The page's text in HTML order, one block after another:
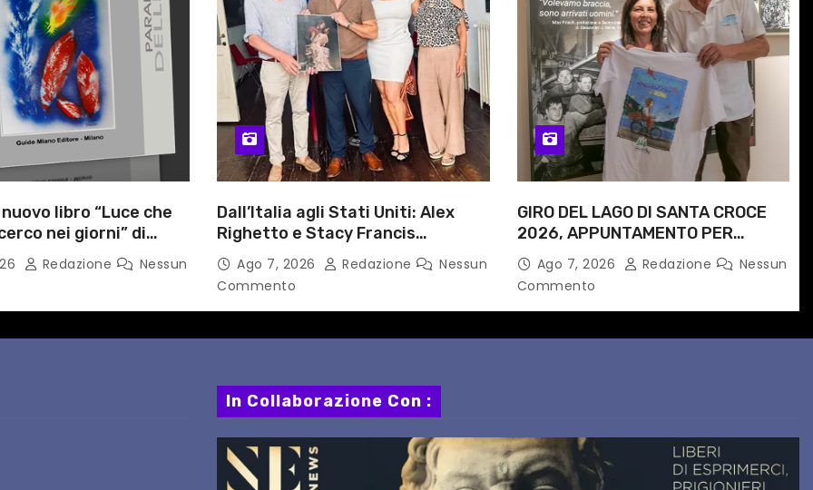
libro “Luce che
nei giorni” di
medico
Capua
Redazione
Nessun
Dall’Italia agli Stati Uniti: Alex
Righetto e Stacy Francis
uniscono arte, musica e
tecnologia in un nuovo progetto
internazionale”
Ago 7, 2026 Redazione
Nessun
Commento
GIRO DEL LAGO DI SANTA CROCE
2026, APPUNTAMENTO PER
DOMENICA 16 AGOSTO
Ago 7, 2026 Redazione
Nessun
Commento
In Collaborazione Con :